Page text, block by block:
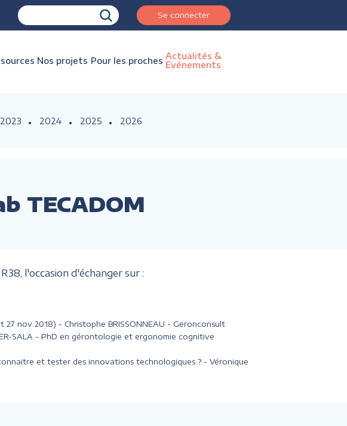
Se connecter
Nos projets Pour les proches Actualités &
Evénements
2023 2024 2025 2026
TECADOM
l'occasion d'échanger sur :
nov 2018) - Christophe BRISSONNEAU - Geronconsult
SALA - PhD en gérontologie et ergonomie cognitive
et tester des innovations technologiques ? - Véronique